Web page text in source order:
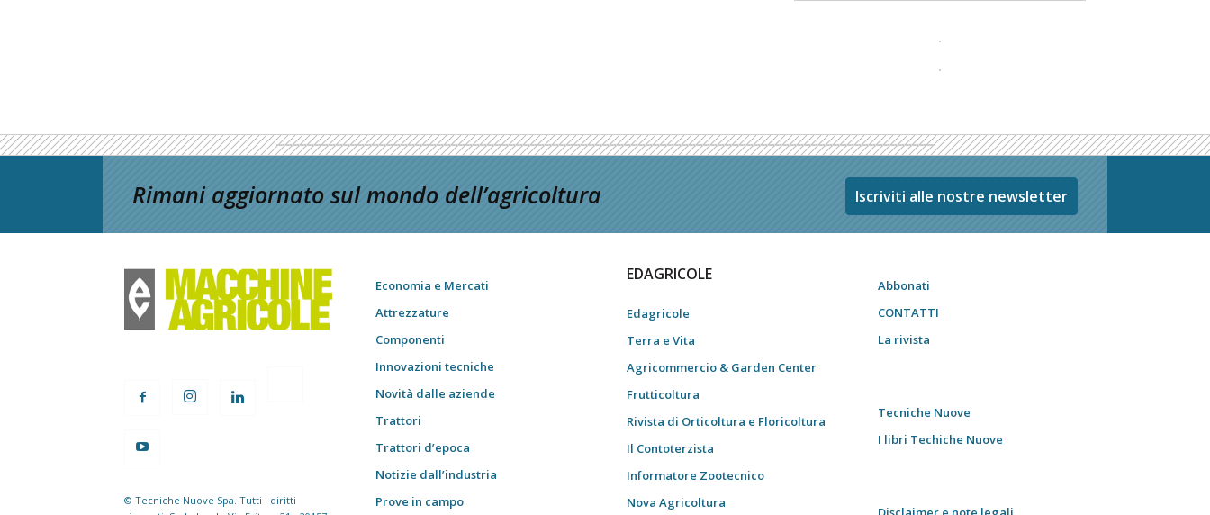
Rimani aggiornato sul mondo dell’agricoltura Iscriviti alle nostre newsletter
© Tecniche Nuove Spa. Tutti i diritti
Economia e Mercati
Attrezzature
Componenti
Innovazioni tecniche
Novità dalle aziende
Trattori
Trattori d’epoca
Notizie dall’industria
Prove in campo
EDAGRICOLE
Edagricole
Terra e Vita
Agricommercio & Garden Center
Frutticoltura
Rivista di Orticoltura e Floricoltura
Il Contoterzista
Informatore Zootecnico
Nova Agricoltura
Abbonati
CONTATTI
La rivista
Tecniche Nuove
I libri Techiche Nuove